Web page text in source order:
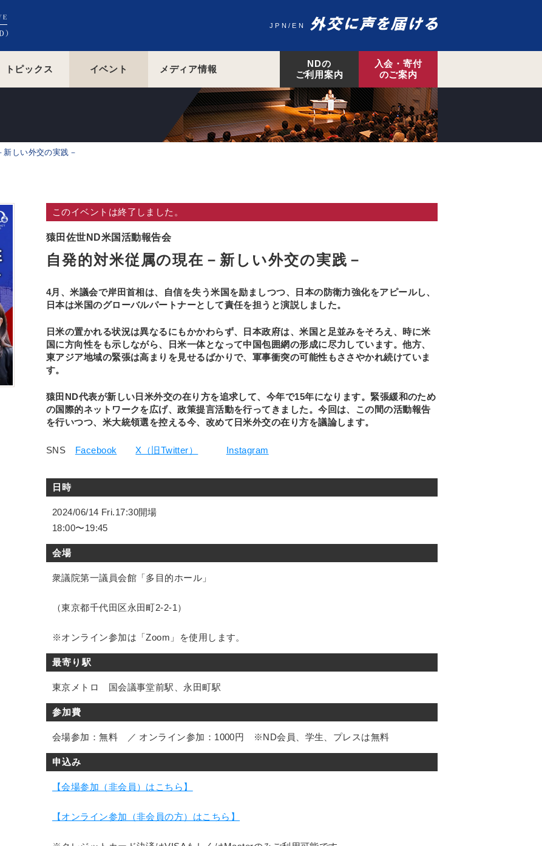
JPN EN
トピックス イベント メディア情報
NDの
ご利用案内
入会・寄付
のご案内
新しい外交の実践－
このイベントは終了しました。
猿田佐世ND米国活動報告会
自発的対米従属の現在－新しい外交の実践－
4月、米議会で岸田首相は、自信を失う米国を励ましつつ、日本の防衛力強化をアピールし、
日本は米国のグローバルパートナーとして責任を担うと演説しました。
日米の置かれる状況は異なるにもかかわらず、日本政府は、米国と足並みをそろえ、時に米
国に方向性をも示しながら、日米一体となって中国包囲網の形成に尽力しています。他方、
東アジア地域の緊張は高まりを見せるばかりで、軍事衝突の可能性もささやかれ続けていま
す。
猿田ND代表が新しい日米外交の在り方を追求して、今年で15年になります。緊張緩和のため
の国際的ネットワークを広げ、政策提言活動を行ってきました。今回は、この間の活動報告
を行いつつ、米大統領選を控える今、改めて日米外交の在り方を議論します。
SNS Facebook X（旧Twitter） Instagram
日時
2024/06/14 Fri.17:30開場
18:00〜19:45
会場
衆議院第一議員会館「多目的ホール」
（東京都千代田区永田町2-2-1）
※オンライン参加は「Zoom」を使用します。
最寄り駅
東京メトロ 国会議事堂前駅、永田町駅
参加費
会場参加：無料 ／ オンライン参加：1000円 ※ND会員、学生、プレスは無料
申込み
【会場参加（非会員）はこちら】
【オンライン参加（非会員の方）はこちら】